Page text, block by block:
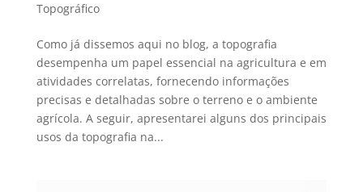
Topográfico
Como já dissemos aqui no blog, a topografia
desempenha um papel essencial na agricultura e em
atividades correlatas, fornecendo informações
precisas e detalhadas sobre o terreno e o ambiente
agrícola. A seguir, apresentarei alguns dos principais
usos da topografia na...